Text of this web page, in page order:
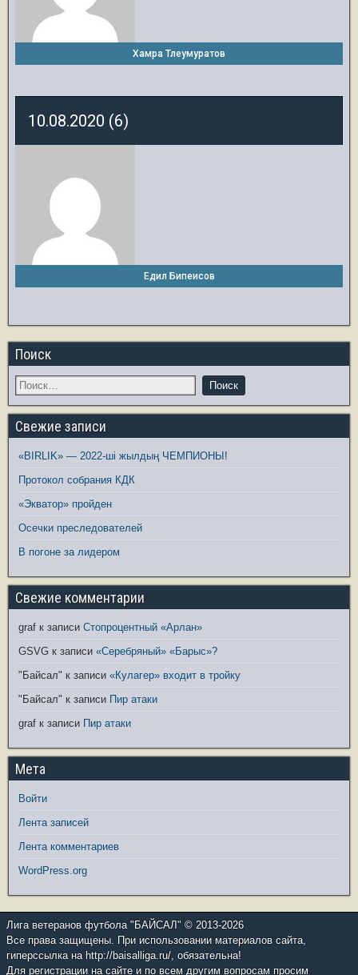
Хамра Тлеумуратов
10.08.2020 (6)
Едил Бипеисов
Поиск
Свежие записи
«BIRLIK» — 2022-ші жылдың ЧЕМПИОНЫ!
Протокол собрания КДК
«Экватор» пройден
Осечки преследователей
В погоне за лидером
Свежие комментарии
graf к записи Стопроцентный «Арлан»
GSVG к записи «Серебряный» «Барыс»?
"Байсал" к записи «Кулагер» входит в тройку
"Байсал" к записи Пир атаки
graf к записи Пир атаки
Мета
Войти
Лента записей
Лента комментариев
WordPress.org
Лига ветеранов футбола "БАЙСАЛ" © 2013-2026
Все права защищены. При использовании материалов сайта,
гиперссылка на http://baisalliga.ru/, обязательна!
Для регистрации на сайте и по всем другим вопросам просим